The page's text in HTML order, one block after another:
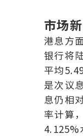
市场
港息方
银行将
平均
是次议
息仍相
率计算
4.125%